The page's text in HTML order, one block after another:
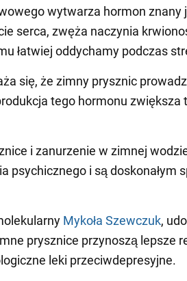
wytwarza hormon znany
serca, zwęża naczynia
łatwiej oddychamy podczas
się, że zimny prysznic
tego hormonu zwiększa
i zanurzenie w zimnej
psychicznego i są doskonałym
Mykoła Szewczuk,
prysznice przynoszą lepsze
leki przeciwdepresyjne.